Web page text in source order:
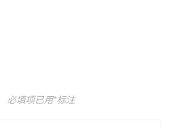
必填项已用*标注